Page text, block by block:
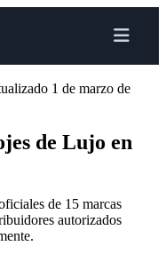
1 de marzo de
de Lujo en
de 15 marcas
autorizados